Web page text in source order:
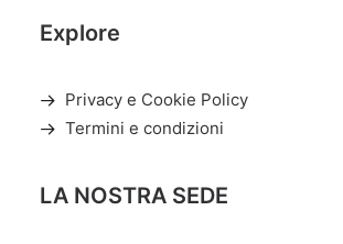
Explore
Privacy e Cookie Policy
Termini e condizioni
LA NOSTRA SEDE